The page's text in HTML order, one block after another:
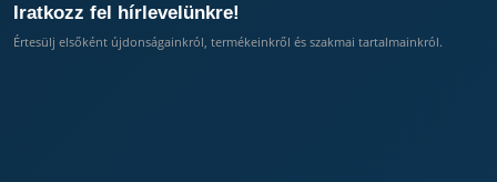
Iratkozz fel hírlevelünkre!
Értesülj elsőként újdonságainkról, termékeinkről és szakmai tartalmainkról.